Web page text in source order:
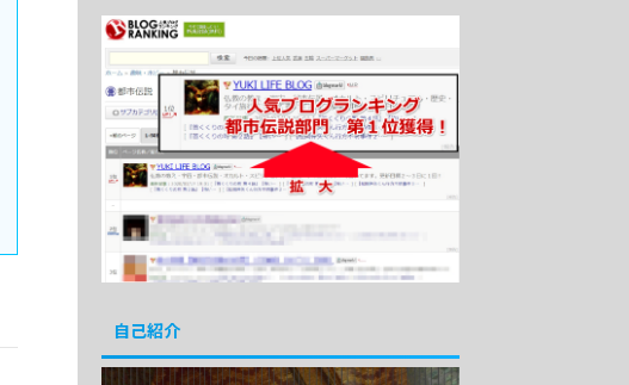
自己紹介